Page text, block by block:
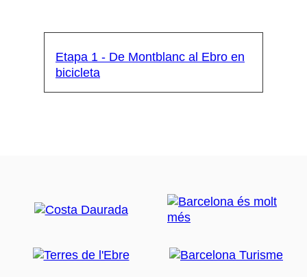
Etapa 1 - De Montblanc al Ebro en
bicicleta